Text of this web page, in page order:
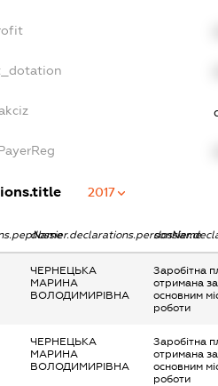
2017
dossier.declarations.personName
ЧЕРНЕЦЬКА
МАРИНА
ВОЛОДИМИРІВНА
Заробітна
отримана за
основним
роботи
ЧЕРНЕЦЬКА
МАРИНА
ВОЛОДИМИРІВНА
Заробітна
отримана за
основним
роботи